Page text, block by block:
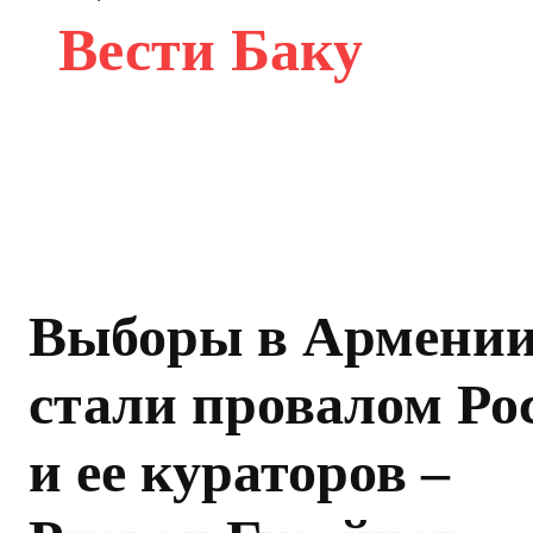
Вести Баку
Выборы в
стали провалом
и ее кураторов –